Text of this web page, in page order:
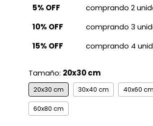
5% OFF
comprando 2
10% OFF
comprando 3
15% OFF
comprando 4
Tamaño: 20x30 cm
20x30 cm 30x40 cm 40x60 cm
60x80 cm